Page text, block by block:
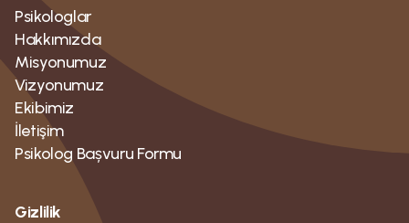
Psikologlar
Hakkımızda
Misyonumuz
Vizyonumuz
Ekibimiz
İletişim
Psikolog Bașvuru Formu
Gizlilik